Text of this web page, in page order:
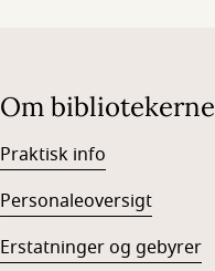
Om bibliotekerne
Praktisk info
Personaleoversigt
Erstatninger og gebyrer